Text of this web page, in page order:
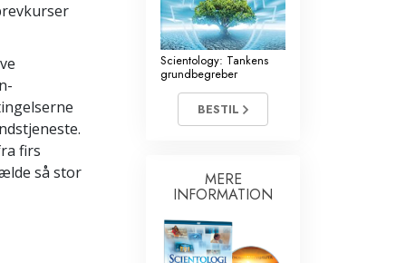
firs
så stor
Scientology: Tankens
grundbegreber
BESTIL
MERE
INFORMATION